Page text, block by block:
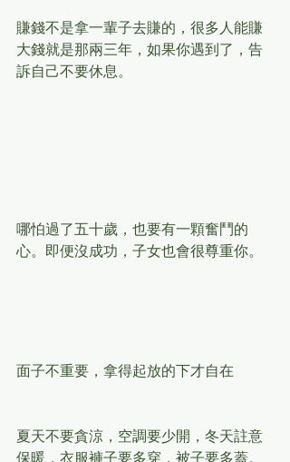
賺錢不是拿一輩子去賺的，很多人能賺
大錢就是那兩三年，如果你遇到了，告
訴自己不要休息。
哪怕過了五十歲，也要有一顆奮鬥的
心。即便沒成功，子女也會很尊重你。
面子不重要，拿得起放的下才自在
夏天不要貪涼，空調要少開，冬天註意
保暖，衣服褲子要多穿，被子要多蓋。